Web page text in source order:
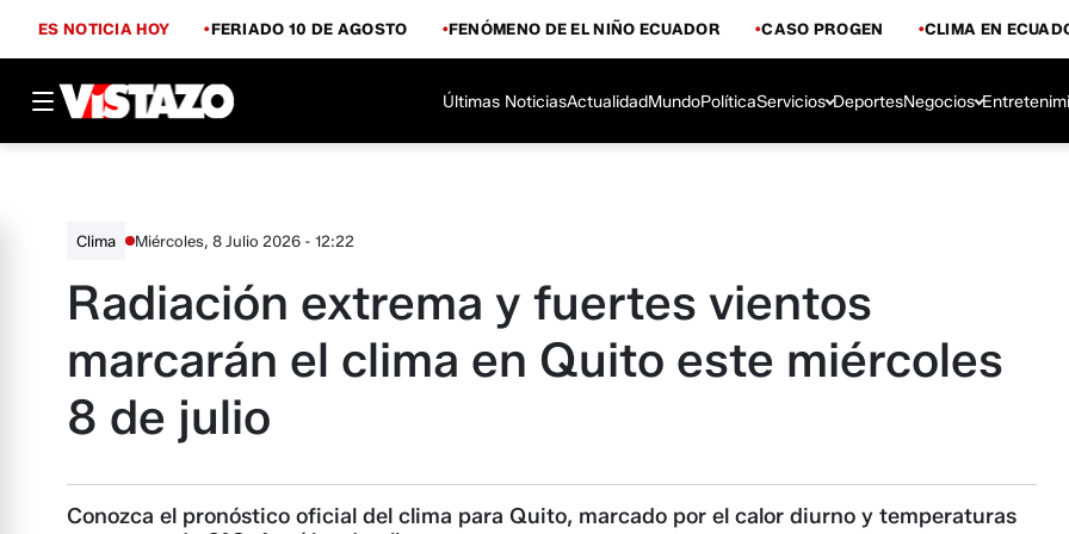
ES NOTICIA HOY FERIADO 10 DE AGOSTO FENÓMENO DE EL NIÑO ECUADOR CASO PROGEN CLIMA EN
Últimas NoticiasActualidadMundoPolíticaServicios DeportesNegocios
Clima Miércoles, 8 Julio 2026 - 12:22
Radiación extrema y fuertes vientos
marcarán el clima en Quito este miércoles
8 de julio
Conozca el pronóstico oficial del clima para Quito, marcado por el calor diurno y temperaturas